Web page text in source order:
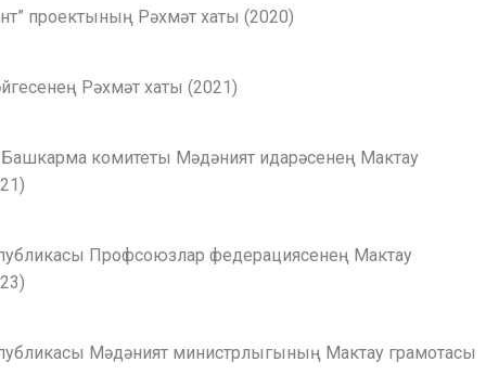
проектының Рәхмәт хаты (2020)
Рәхмәт хаты (2021)
комитеты Мәдәният идарәсенең Мактау
Профсоюзлар федерациясенең Мактау
Мәдәният министрлыгының Мактау грамотасы